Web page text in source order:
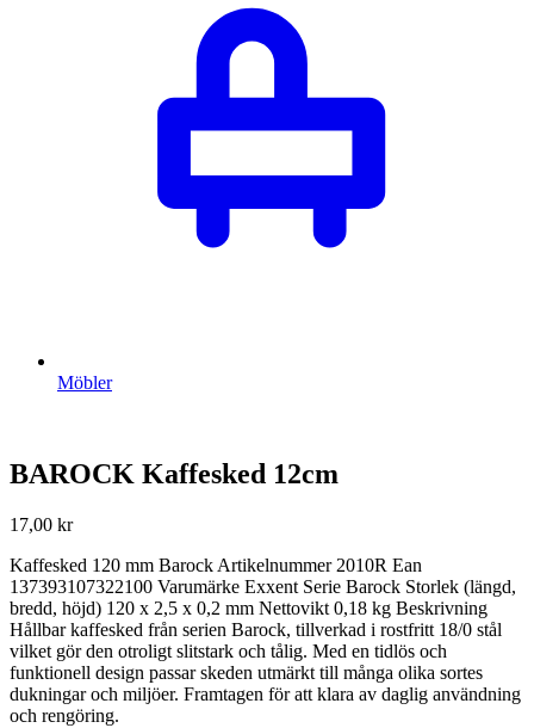
Möbler
BAROCK Kaffesked 12cm
17,00 kr
Kaffesked 120 mm Barock Artikelnummer 2010R Ean
137393107322100 Varumärke Exxent Serie Barock Storlek (längd,
bredd, höjd) 120 x 2,5 x 0,2 mm Nettovikt 0,18 kg Beskrivning
Hållbar kaffesked från serien Barock, tillverkad i rostfritt 18/0 stål
vilket gör den otroligt slitstark och tålig. Med en tidlös och
funktionell design passar skeden utmärkt till många olika sortes
dukningar och miljöer. Framtagen för att klara av daglig användning
och rengöring.